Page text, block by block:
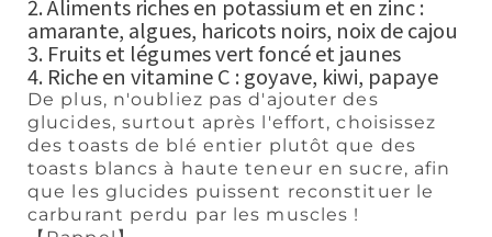
2. Aliments riches en potassium et en zinc :
amarante, algues, haricots noirs, noix de cajou
3. Fruits et légumes vert foncé et jaunes
4. Riche en vitamine C : goyave, kiwi, papaye
De plus, n'oubliez pas d'ajouter des
glucides, surtout après l'effort, choisissez
des toasts de blé entier plutôt que des
toasts blancs à haute teneur en sucre, afin
que les glucides puissent reconstituer le
carburant perdu par les muscles !